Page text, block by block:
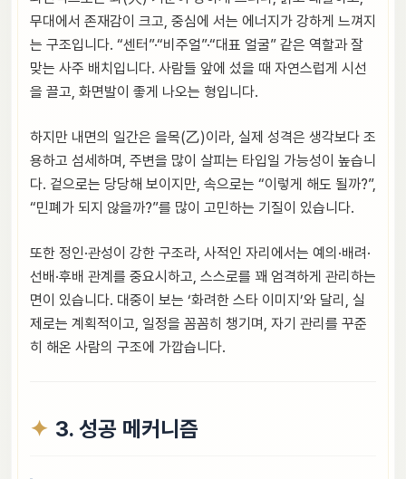
무대에서 존재감이 크고, 중심에 서는 에너지가 강하게 느껴지
는 구조입니다. “센터”·“비주얼”·“대표 얼굴” 같은 역할과 잘
맞는 사주 배치입니다. 사람들 앞에 섰을 때 자연스럽게 시선
을 끌고, 화면발이 좋게 나오는 형입니다.
하지만 내면의 일간은 을목(乙)이라, 실제 성격은 생각보다 조
용하고 섬세하며, 주변을 많이 살피는 타입일 가능성이 높습니
다. 겉으로는 당당해 보이지만, 속으로는 “이렇게 해도 될까?”,
“민폐가 되지 않을까?”를 많이 고민하는 기질이 있습니다.
또한 정인·관성이 강한 구조라, 사적인 자리에서는 예의·배려·
선배·후배 관계를 중요시하고, 스스로를 꽤 엄격하게 관리하는
면이 있습니다. 대중이 보는 ‘화려한 스타 이미지’와 달리, 실
제로는 계획적이고, 일정을 꼼꼼히 챙기며, 자기 관리를 꾸준
히 해온 사람의 구조에 가깝습니다.
3. 성공 메커니즘